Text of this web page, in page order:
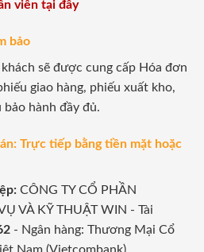
viên tại đây
bảo
sẽ được cung cấp Hóa đơn
giao hàng, phiếu xuất kho,
bảo hành đầy đủ.
Trực tiếp bằng tiền mặt hoặc
CÔNG TY CỔ PHẦN
VÀ KỸ THUẬT WIN - Tài
- Ngân hàng: Thương Mại Cổ
Nam (Vietcombank)